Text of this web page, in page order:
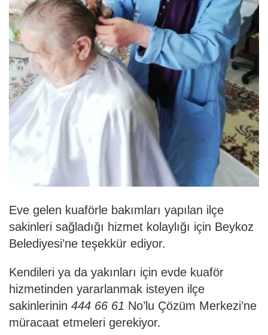
Eve gelen kuaförle bakımları yapılan ilçe
sakinleri sağladığı hizmet kolaylığı için Beykoz
Belediyesi’ne teşekkür ediyor.
Kendileri ya da yakınları için evde kuaför
hizmetinden yararlanmak isteyen ilçe
sakinlerinin 444 66 61 No’lu Çözüm Merkezi’ne
müracaat etmeleri gerekiyor.